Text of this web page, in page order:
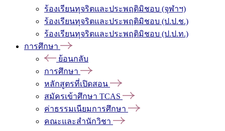
ร้องเรียนทุจริตและประพฤติมิชอบ (จุฬาฯ)
ร้องเรียนทุจริตและประพฤติมิชอบ (ป.ป.ช.)
ร้องเรียนทุจริตและประพฤติมิชอบ (ป.ป.ท.)
การศึกษา
ย้อนกลับ
การศึกษา
หลักสูตรที่เปิดสอน
สมัครเข้าศึกษา TCAS
ค่าธรรมเนียมการศึกษา
คณะและสำนักวิชา